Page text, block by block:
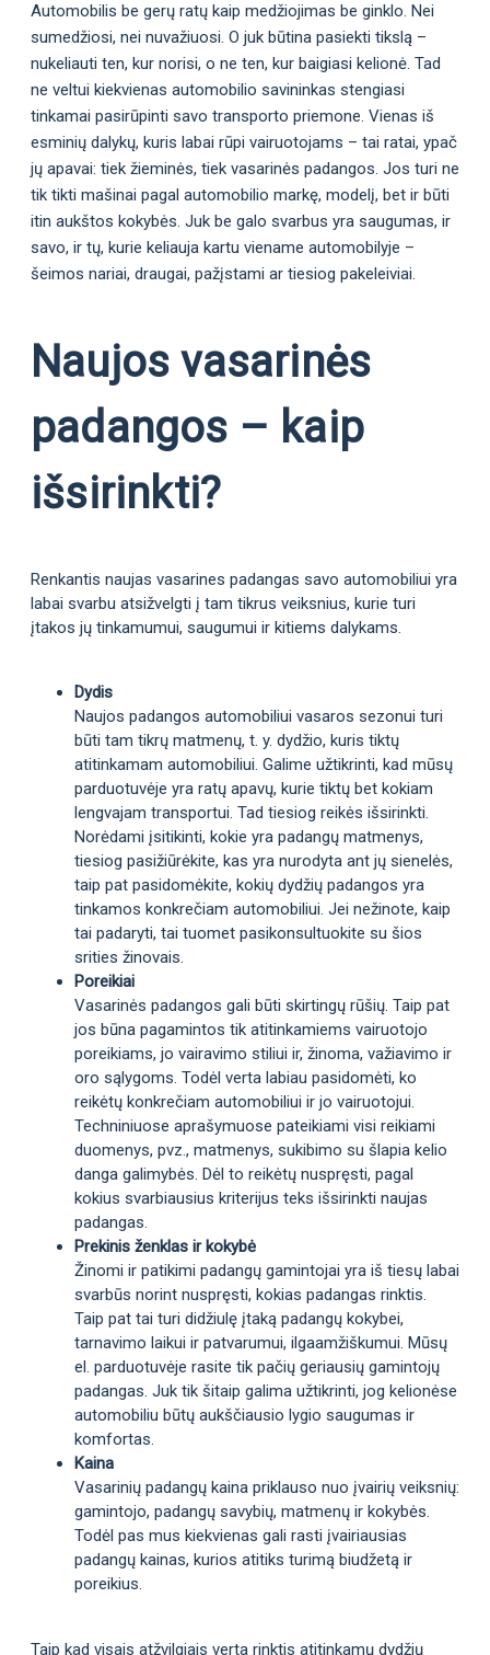
Automobilis be gerų ratų kaip medžiojimas be ginklo. Nei
sumedžiosi, nei nuvažiuosi. O juk būtina pasiekti tikslą –
nukeliauti ten, kur norisi, o ne ten, kur baigiasi kelionė. Tad
ne veltui kiekvienas automobilio savininkas stengiasi
tinkamai pasirūpinti savo transporto priemone. Vienas iš
esminių dalykų, kuris labai rūpi vairuotojams – tai ratai, ypač
jų apavai: tiek žieminės, tiek vasarinės padangos. Jos turi ne
tik tikti mašinai pagal automobilio markę, modelį, bet ir būti
itin aukštos kokybės. Juk be galo svarbus yra saugumas, ir
savo, ir tų, kurie keliauja kartu viename automobilyje –
šeimos nariai, draugai, pažįstami ar tiesiog pakeleiviai.
Naujos vasarinės
padangos – kaip
išsirinkti?
Renkantis naujas vasarines padangas savo automobiliui yra
labai svarbu atsižvelgti į tam tikrus veiksnius, kurie turi
įtakos jų tinkamumui, saugumui ir kitiems dalykams.
Dydis
Naujos padangos automobiliui vasaros sezonui turi
būti tam tikrų matmenų, t. y. dydžio, kuris tiktų
atitinkamam automobiliui. Galime užtikrinti, kad mūsų
parduotuvėje yra ratų apavų, kurie tiktų bet kokiam
lengvajam transportui. Tad tiesiog reikės išsirinkti.
Norėdami įsitikinti, kokie yra padangų matmenys,
tiesiog pasižiūrėkite, kas yra nurodyta ant jų sienelės,
taip pat pasidomėkite, kokių dydžių padangos yra
tinkamos konkrečiam automobiliui. Jei nežinote, kaip
tai padaryti, tai tuomet pasikonsultuokite su šios
srities žinovais.
Poreikiai
Vasarinės padangos gali būti skirtingų rūšių. Taip pat
jos būna pagamintos tik atitinkamiems vairuotojo
poreikiams, jo vairavimo stiliui ir, žinoma, važiavimo ir
oro sąlygoms. Todėl verta labiau pasidomėti, ko
reikėtų konkrečiam automobiliui ir jo vairuotojui.
Techniniuose aprašymuose pateikiami visi reikiami
duomenys, pvz., matmenys, sukibimo su šlapia kelio
danga galimybės. Dėl to reikėtų nuspręsti, pagal
kokius svarbiausius kriterijus teks išsirinkti naujas
padangas.
Prekinis ženklas ir kokybė
Žinomi ir patikimi padangų gamintojai yra iš tiesų labai
svarbūs norint nuspręsti, kokias padangas rinktis.
Taip pat tai turi didžiulę įtaką padangų kokybei,
tarnavimo laikui ir patvarumui, ilgaamžiškumui. Mūsų
el. parduotuvėje rasite tik pačių geriausių gamintojų
padangas. Juk tik šitaip galima užtikrinti, jog kelionėse
automobiliu būtų aukščiausio lygio saugumas ir
komfortas.
Kaina
Vasarinių padangų kaina priklauso nuo įvairių veiksnių:
gamintojo, padangų savybių, matmenų ir kokybės.
Todėl pas mus kiekvienas gali rasti įvairiausias
padangų kainas, kurios atitiks turimą biudžetą ir
poreikius.
Taip kad visais atžvilgiais verta rinktis atitinkamų dydžių